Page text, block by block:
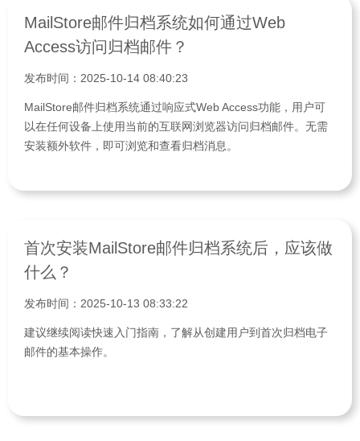
MailStore邮件归档系统如何通过Web
Access访问归档邮件？
发布时间：2025-10-14 08:40:23
MailStore邮件归档系统通过响应式Web Access功能，用户可
以在任何设备上使用当前的互联网浏览器访问归档邮件。无需
安装额外软件，即可浏览和查看归档消息。
首次安装MailStore邮件归档系统后，应该做
什么？
发布时间：2025-10-13 08:33:22
建议继续阅读快速入门指南，了解从创建用户到首次归档电子
邮件的基本操作。